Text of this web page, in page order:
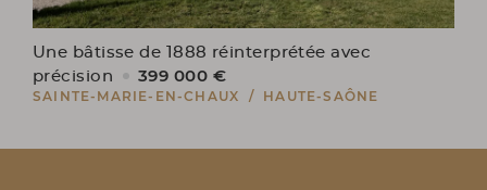
Une bâtisse de 1888 réinterprétée avec
précision
399 000 €
SAINTE-MARIE-EN-CHAUX / HAUTE-SAÔNE